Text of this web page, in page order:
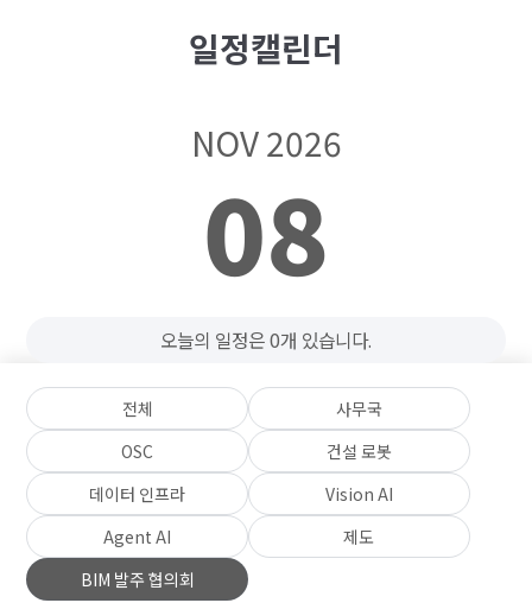
일정캘린더
NOV 2026
08
오늘의 일정은 0개 있습니다.
전체
사무국
OSC
건설 로봇
데이터 인프라
Vision AI
Agent AI
제도
BIM 발주 협의회